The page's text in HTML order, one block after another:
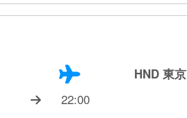
HND 東京
22:00